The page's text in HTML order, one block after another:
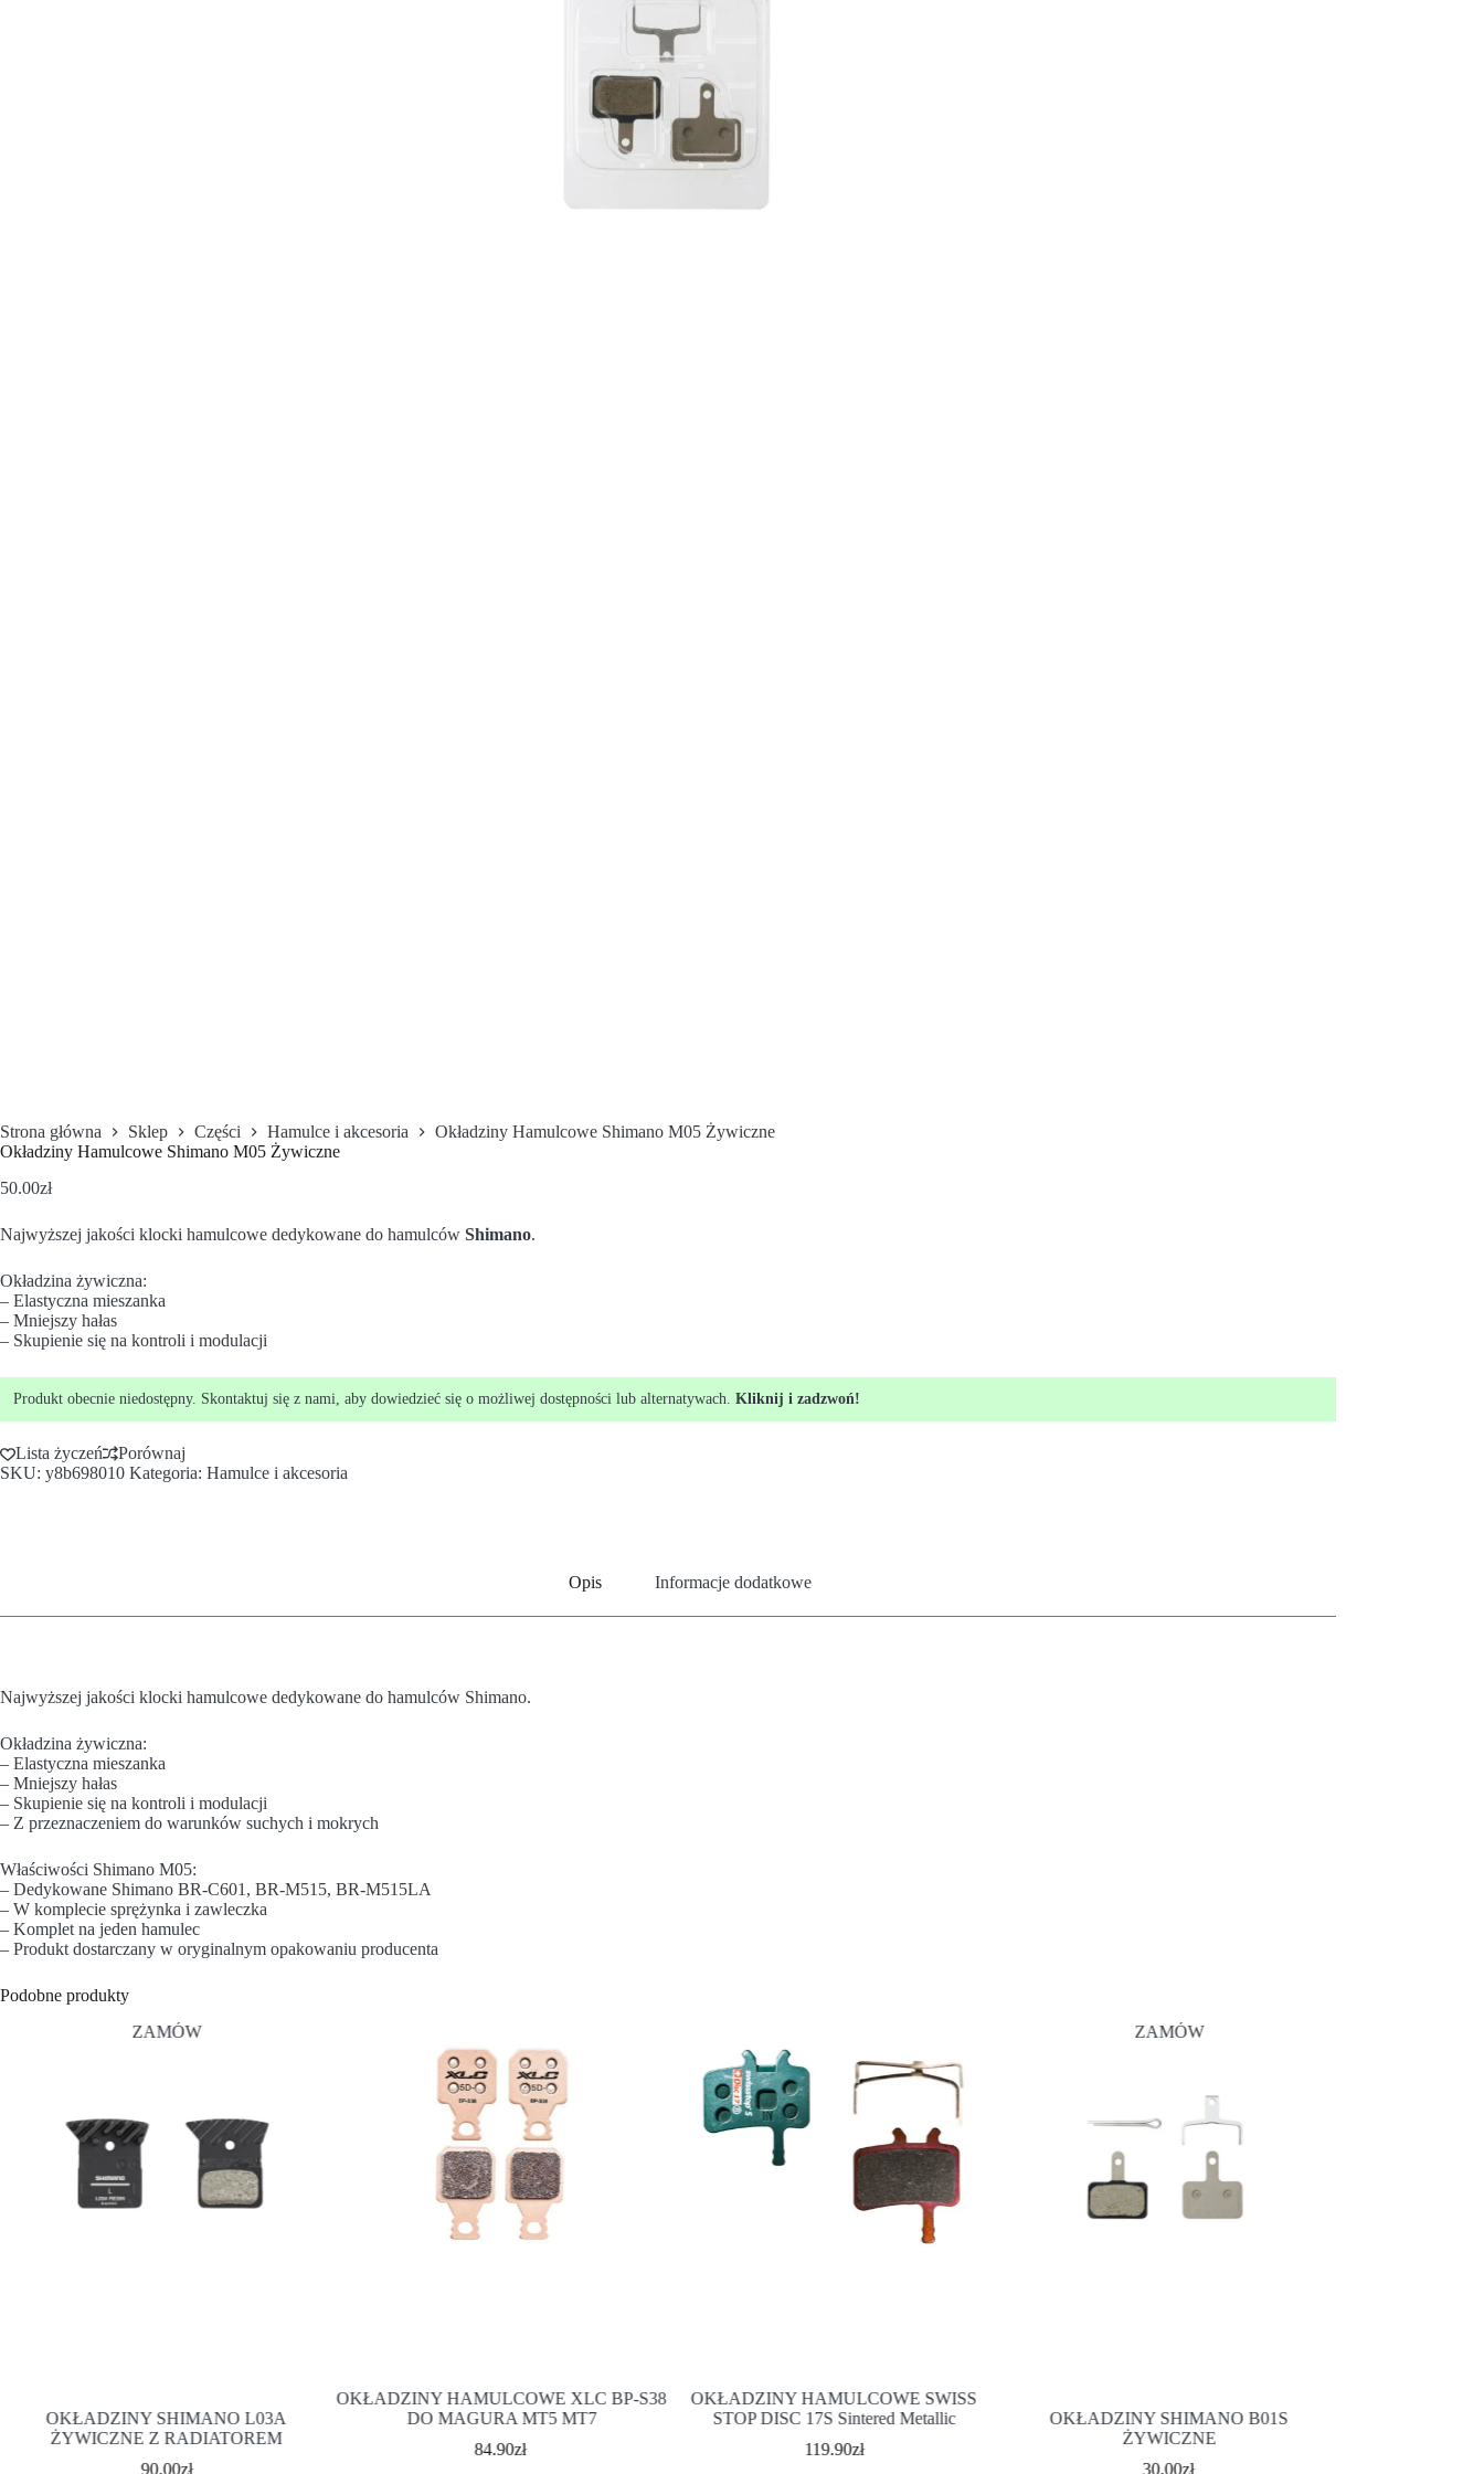
Strona główna Sklep Części Hamulce i akcesoria
Okładziny Hamulcowe Shimano M05 Żywiczne
Okładziny Hamulcowe Shimano M05 Żywiczne
50.00zł
Najwyższej jakości klocki hamulcowe dedykowane do hamulców Shimano.
Okładzina żywiczna:
– Elastyczna mieszanka
– Mniejszy hałas
– Skupienie się na kontroli i modulacji
Produkt obecnie niedostępny. Skontaktuj się z nami, aby dowiedzieć się o możliwej dostępności lub alternatywach. Kliknij i zadzwoń!
Lista życzeń
Porównaj
SKU: y8b698010 Kategoria: Hamulce i akcesoria
Opis Informacje dodatkowe
Najwyższej jakości klocki hamulcowe dedykowane do hamulców Shimano.
Okładzina żywiczna:
– Elastyczna mieszanka
– Mniejszy hałas
– Skupienie się na kontroli i modulacji
– Z przeznaczeniem do warunków suchych i mokrych
Właściwości Shimano M05:
– Dedykowane Shimano BR-C601, BR-M515, BR-M515LA
– W komplecie sprężynka i zawleczka
– Komplet na jeden hamulec
– Produkt dostarczany w oryginalnym opakowaniu producenta
Podobne produkty
ZAMÓW
OKŁADZINY SHIMANO L03A
ŻYWICZNE Z RADIATOREM
90.00zł
OKŁADZINY HAMULCOWE XLC BP-S38
DO MAGURA MT5 MT7
84.90zł
OKŁADZINY HAMULCOWE SWISS
STOP DISC 17S Sintered Metallic
119.90zł
ZAMÓW
OKŁADZINY SHIMANO B01S
ŻYWICZNE
30.00zł